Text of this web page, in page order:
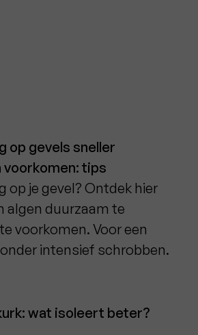
op gevels sneller
tips
op je gevel? Ontdek hier
algen duurzaam te
voorkomen. Voor een
intensief schrobben.
wat isoleert beter?